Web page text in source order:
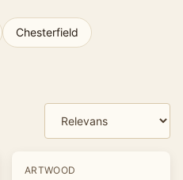
Chesterfield
-20%
ARTWOOD